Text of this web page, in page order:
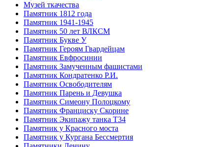
Музей ткачества
Памятник 1812 года
Памятник 1941-1945
Памятник 50 лет ВЛКСМ
Памятник Букве У
Памятник Героям Гвардейцам
Памятник Евфросинии
Памятник Замученным фашистами
Памятник Кондратенко Р.И.
Памятник Освободителям
Памятник Парень и Девушка
Памятник Симеону Полоцкому
Памятник Франциску Скорине
Памятник Экипажу танка Т34
Памятник у Красного моста
Памятник у Кургана Бессмертия